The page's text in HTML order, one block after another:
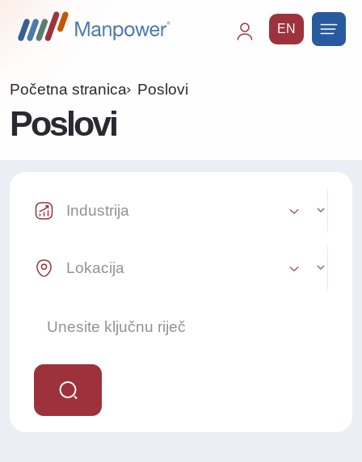
EN
Početna stranica Poslovi
Poslovi
Industry Select
Location Select